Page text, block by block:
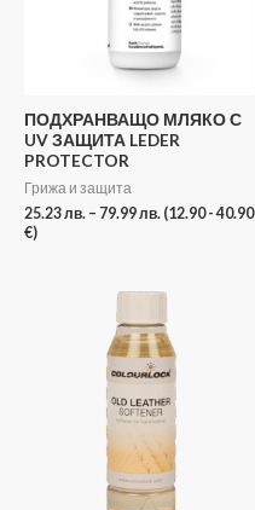
ПОДХРАНВАЩО МЛЯКО С
UV ЗАЩИТА LEDER
PROTECTOR
Грижа и защита
25.23лв. – 79.99лв. (12.90 - 40.90
€)
Price
range:
39.99 лв.
through
95.99 лв.